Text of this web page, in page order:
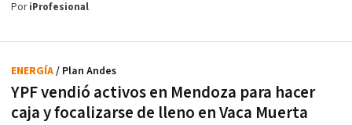
PoriProfesional
YPF vendió activos en Mendoza para hacer
caja y focalizarse de lleno en Vaca Muerta
ENERGÍA/ Plan Andes